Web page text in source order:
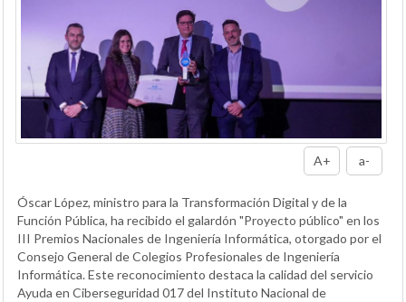
A+ a-
Óscar López, ministro para la Transformación Digital y de la
Función Pública, ha recibido el galardón "Proyecto público" en los
III Premios Nacionales de Ingeniería Informática, otorgado por el
Consejo General de Colegios Profesionales de Ingeniería
Informática. Este reconocimiento destaca la calidad del servicio
Ayuda en Ciberseguridad 017 del Instituto Nacional de